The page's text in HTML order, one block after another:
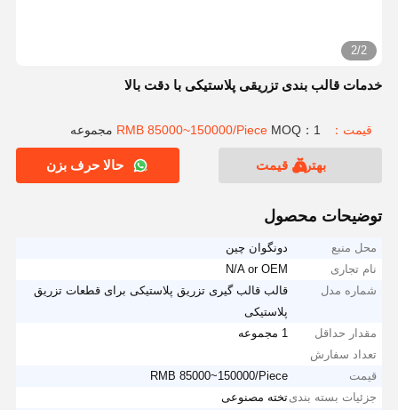
2/2
خدمات قالب بندی تزریقی پلاستیکی با دقت بالا
قیمت：RMB 85000~150000/Piece MOQ：1 مجموعه
بهترین قیمت حالا حرف بزن
توضیحات محصول
محل منبع
دونگوان چین
نام تجاری
N/A or OEM
شماره مدل
قالب قالب گیری تزریق پلاستیکی برای قطعات تزریق
پلاستیکی
مقدار حداقل
تعداد سفارش
1 مجموعه
قیمت
RMB 85000~150000/Piece
جزئیات بسته بندیتخته مصنوعی